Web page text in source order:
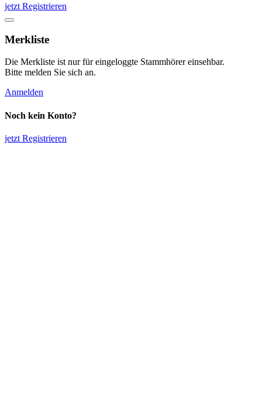
jetzt Registrieren
Merkliste
Die Merkliste ist nur für eingeloggte Stammhörer einsehbar.
Bitte melden Sie sich an.
Anmelden
Noch kein Konto?
jetzt Registrieren